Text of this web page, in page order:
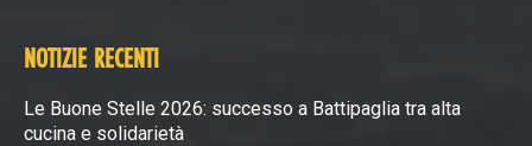
NOTIZIE RECENTI
Le Buone Stelle 2026: successo a Battipaglia tra alta
cucina e solidarietà